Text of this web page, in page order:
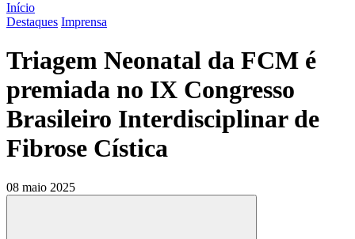
Início
Destaques Imprensa
Triagem Neonatal da FCM é
premiada no IX Congresso
Brasileiro Interdisciplinar de
Fibrose Cística
08 maio 2025